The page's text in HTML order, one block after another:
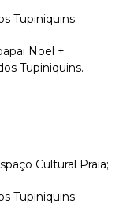
Tupiniquins;
Noel +
Tupiniquins.
Cultural Praia;
Tupiniquins;